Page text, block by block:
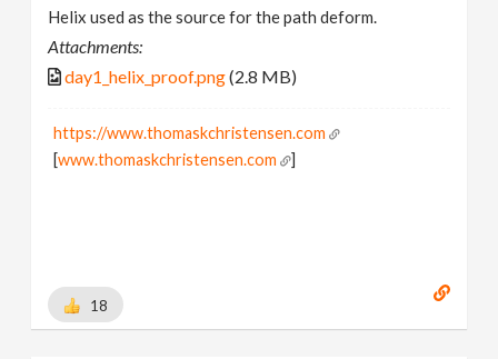
Helix used as the source for the path deform.
Attachments:
day1_helix_proof.png(2.8 MB)
https://www.thomaskchristensen.com
[www.thomaskchristensen.com ]
18